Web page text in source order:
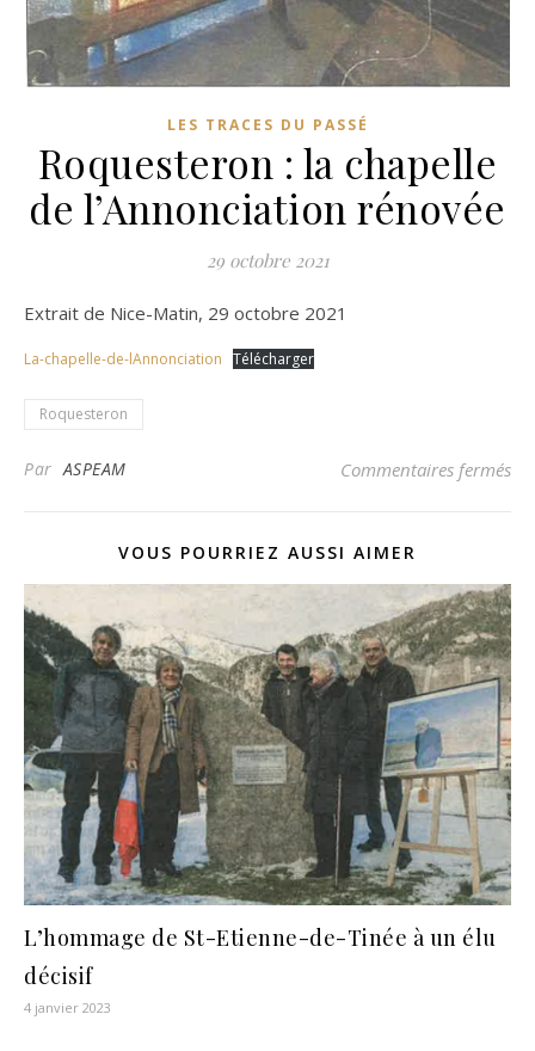
LES TRACES DU PASSÉ
Roquesteron : la chapelle
de l’Annonciation rénovée
29 octobre 2021
Extrait de Nice-Matin, 29 octobre 2021
La-chapelle-de-lAnnonciation Télécharger
Roquesteron
ParASPEAM Commentaires fermés
VOUS POURRIEZ AUSSI AIMER
L’hommage de St-Etienne-de-Tinée à un élu
décisif
4 janvier 2023